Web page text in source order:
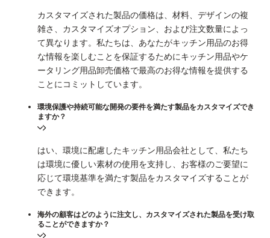
カスタマイズされた製品の価格は、材料、デザインの複
雑さ、カスタマイズオプション、および注文数量によっ
て異なります。私たちは、あなたがキッチン用品のお得
な情報を楽しむことを保証するためにキッチン用品やケ
ータリング用品卸売価格で最高のお得な情報を提供する
ことにコミットしています。
環境保護や持続可能な開発の要件を満たす製品をカスタマイズでき
ますか？
はい、環境に配慮したキッチン用品会社として、私たち
は環境に優しい素材の使用を支持し、お客様のご要望に
応じて環境基準を満たす製品をカスタマイズすることが
できます。
海外の顧客はどのように注文し、カスタマイズされた製品を受け取
ることができますか？